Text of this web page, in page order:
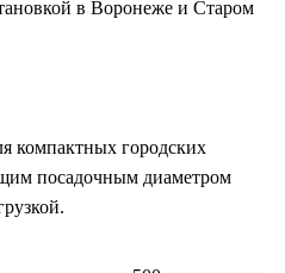
в Воронеже и Старом
компактных городских
посадочным диаметром